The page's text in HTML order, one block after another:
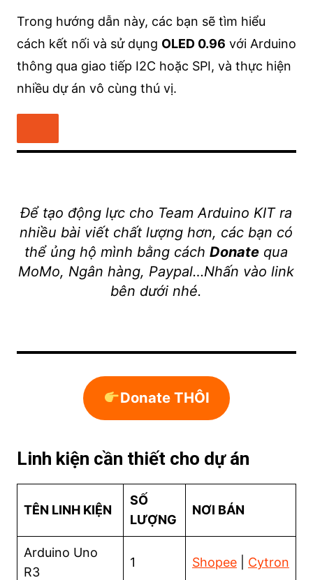
Trong hướng dẫn này, các bạn sẽ tìm hiểu
cách kết nối và sử dụng OLED 0.96 với Arduino
thông qua giao tiếp I2C hoặc SPI, và thực hiện
nhiều dự án vô cùng thú vị.
Để tạo động lực cho Team Arduino KIT ra
nhiều bài viết chất lượng hơn, các bạn có
thể ủng hộ mình bằng cáchDonate qua
MoMo, Ngân hàng, Paypal…Nhấn vào link
bên dưới nhé.
Donate THÔI
Linh kiện cần thiết cho dự án
TÊN LINH KIỆN
SỐ
LƯỢNG
NƠI BÁN
Arduino Uno
R3
1 Shopee| Cytron